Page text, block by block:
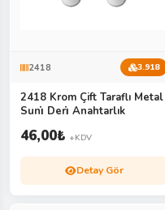
2418 3.918
2418 Krom Çift Taraflı Metal
Suni̇ Deri̇ Anahtarlık
46,00₺ +KDV
Detay Gör